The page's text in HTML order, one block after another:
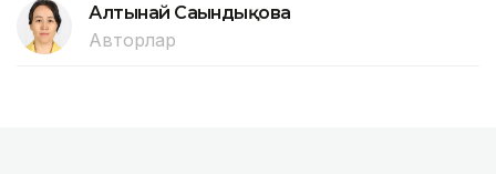
Алтынай Сағындықова
Авторлар